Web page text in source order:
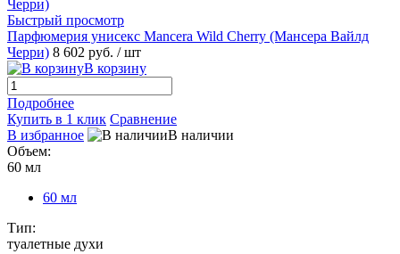
Быстрый просмотр
Парфюмерия унисекс Mancera Wild Cherry (Мансера Вайлд
Черри) 8 602 руб. / шт
В корзину
Подробнее
Купить в 1 клик Сравнение
В избранное
В наличии
Объем:
60 мл
60 мл
Тип:
туалетные духи